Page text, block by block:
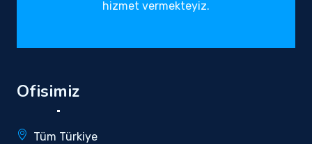
hizmet vermekteyiz.
Ofisimiz
Tüm Türkiye